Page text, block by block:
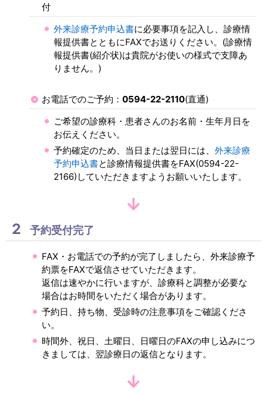
付
外来診療予約申込書に必要事項を記入し、診療情
報提供書とともにFAXでお送りください。(診療情
報提供書(紹介状)は貴院がお使いの様式で支障あ
りません。)
お電話でのご予約： 0594-22-2110(直通)
ご希望の診療科・患者さんのお名前・生年月日を
お伝えください。
予約確定のため、当日または翌日には、 外来診療
予約申込書と診療情報提供書をFAX(0594-22-
2166)していただきますようお願いいたします。
2 予約受付完了
FAX・お電話での予約が完了しましたら、外来診療予
約票をFAXで返信させていただきます。
返信は速やかに行いますが、診療科と調整が必要な
場合はお時間をいただく場合があります。
予約日、持ち物、受診時の注意事項をご確認くださ
い。
時間外、祝日、土曜日、日曜日のFAXの申し込みにつ
きましては、翌診療日の返信となります。